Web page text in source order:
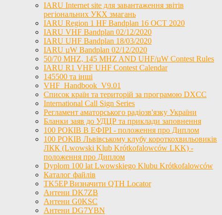
IARU Internet site для завантаження звітів
регіональних УКХ змагань
IARU Region 1 HF Bandplan 16 OCT 2020
IARU VHF Bandplan 02/12/2020
IARU UHF Bandplan 18/03/2020
IARU µW Bandplan 02/12/2020
50/70 MHZ, 145 MHZ AND UHF/µW Contest Rules
IARU R1 VHF UHF Contest Calendar
145500 та інші
VHF_Handbook_V9.01
Список країн та територій за програмою DXCC
International Call Sign Series
Регламент аматорського радіозв'язку України
Бланки заяв до УДЦР та приклади заповнення
100 РОКІВ В ЕФІРІ - положення про Диплом
100 РОКІВ Львівському клубу короткохвильовиків
ЛКК (Lwowski Klub Krótkofalowców LKK) -
положення про Диплом
Dyplom 100 lat Lwowskiego Klubu Krótkofalowców
Каталог файлів
TK5EP Визначити QTH Locator
Антени DK7ZB
Антени G0KSC
Антени DG7YBN